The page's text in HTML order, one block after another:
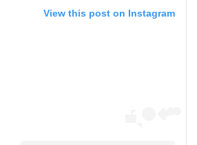
View this post on Instagram